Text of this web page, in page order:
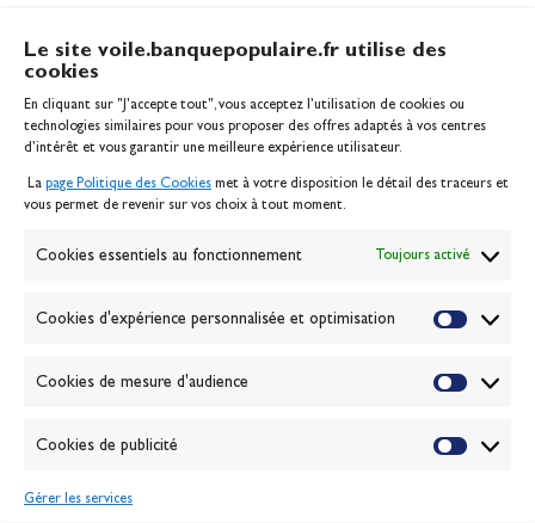
Le site voile.banquepopulaire.fr utilise des
cookies
En cliquant sur "J'accepte tout", vous acceptez l’utilisation de cookies ou
technologies similaires pour vous proposer des offres adaptés à vos centres
d’intérêt et vous garantir une meilleure expérience utilisateur.
La page Politique des Cookies met à votre disposition le détail des traceurs et
vous permet de revenir sur vos choix à tout moment.
Cookies essentiels au fonctionnement Toujours activé
Cookies d'expérience personnalisée et optimisation
Cookies de mesure d'audience
Cookies de publicité
Gérer les services
Inscription serveur média
Contact
Politique des cookies
Banque de la voile
Passion Voile TV
ABONNEZ-VOUS